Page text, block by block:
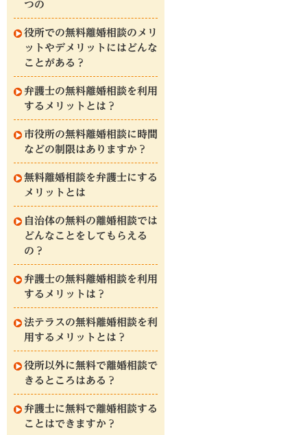
つの
役所での無料離婚相談のメリ
ットやデメリットにはどんな
ことがある？
弁護士の無料離婚相談を利用
するメリットとは？
市役所の無料離婚相談に時間
などの制限はありますか？
無料離婚相談を弁護士にする
メリットとは
自治体の無料の離婚相談では
どんなことをしてもらえる
の？
弁護士の無料離婚相談を利用
するメリットは？
法テラスの無料離婚相談を利
用するメリットとは？
役所以外に無料で離婚相談で
きるところはある？
弁護士に無料で離婚相談する
ことはできますか？